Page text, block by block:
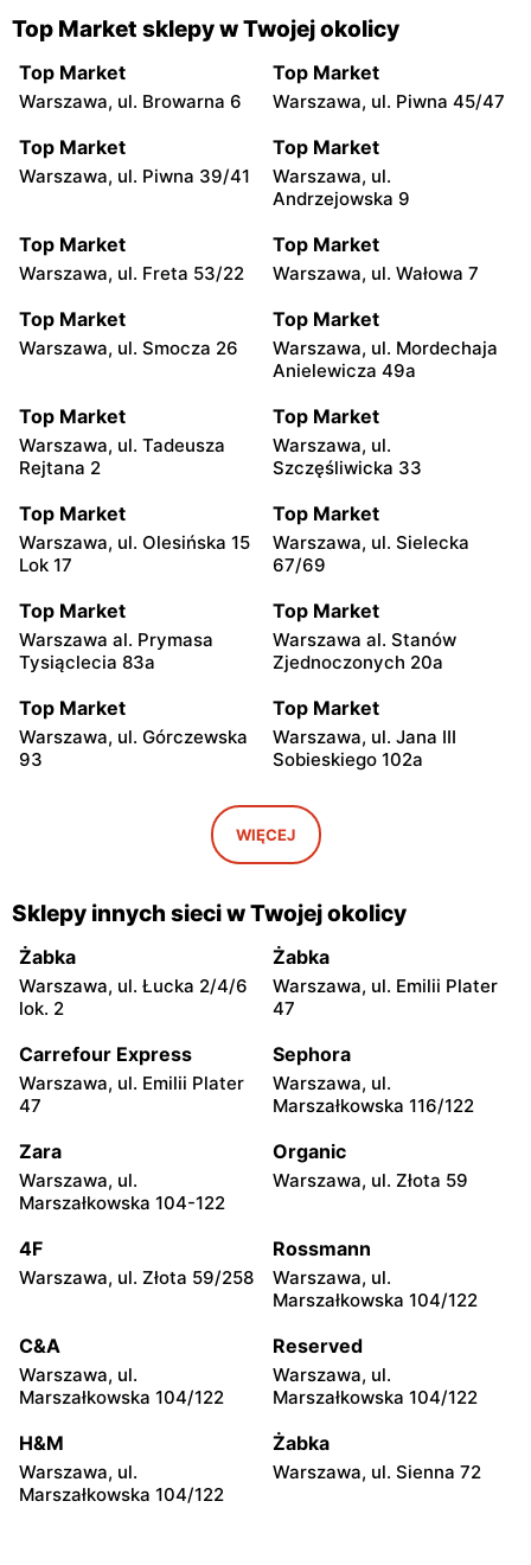
Top Market sklepy w Twojej okolicy
Top Market
Warszawa, ul. Browarna 6
Top Market
Warszawa, ul. Piwna 45/47
Top Market
Warszawa, ul. Piwna 39/41
Top Market
Warszawa, ul.
Andrzejowska 9
Top Market
Warszawa, ul. Freta 53/22
Top Market
Warszawa, ul. Wałowa 7
Top Market
Warszawa, ul. Smocza 26
Top Market
Warszawa, ul. Mordechaja
Anielewicza 49a
Top Market
Warszawa, ul. Tadeusza
Rejtana 2
Top Market
Warszawa, ul.
Szczęśliwicka 33
Top Market
Warszawa, ul. Olesińska 15
Lok 17
Top Market
Warszawa, ul. Sielecka
67/69
Top Market
Warszawa al. Prymasa
Tysiąclecia 83a
Top Market
Warszawa al. Stanów
Zjednoczonych 20a
Top Market
Warszawa, ul. Górczewska
93
Top Market
Warszawa, ul. Jana III
Sobieskiego 102a
Warszawa, ul. Smoleńska
Top Market
Warszawa, ul. Żwirki i
Wigury 17
Top Market
Warszawa al. Krakowska
274
Top Market
Warszawa, ul. Władysława
Broniewskiego 37
Top Market
Broniewskiego 85
Top Market
Niepodległości 19
Top Market
Wysockiego 6
Top Market
Top Market
Czarnomorska 7a
Top Market
Sobieskiego 60/14
Top Market
Rechniewskiego 8
Top Market
Top Market Top Market
21
Top Market Top Market
WIĘCEJ
Sklepy innych sieci w Twojej okolicy
Żabka
Warszawa, ul. Łucka 2/4/6
lok. 2
Żabka
Warszawa, ul. Emilii Plater
47
Carrefour Express
Warszawa, ul. Emilii Plater
47
Sephora
Warszawa, ul.
Marszałkowska 116/122
Zara
Warszawa, ul.
Marszałkowska 104-122
Organic
Warszawa, ul. Złota 59
4F
Warszawa, ul. Złota 59/258
Rossmann
Warszawa, ul.
Marszałkowska 104/122
C&A
Warszawa, ul.
Marszałkowska 104/122
Reserved
Warszawa, ul.
Marszałkowska 104/122
H&M
Warszawa, ul.
Marszałkowska 104/122
Żabka
Warszawa, ul. Sienna 72